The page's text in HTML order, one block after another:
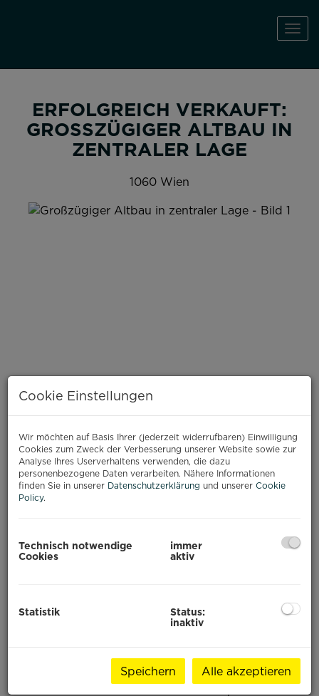
ERFOLGREICH VERKAUFT:
GROSSZÜGIGER ALTBAU IN Z
ENTRALER LAGE
1060 Wien
BESCHREIBUNG
ALTBAU DELUXE
Hell, freundlich, großzügig und in einem Top
einen Blick auf diese ganz besondere Immobilie
unweit der Gumpendorferstraße sowie der
Cookie Einstellungen
Wir möchten auf Basis Ihrer (jederzeit widerrufbaren) Einwilligung
Cookies zum Zweck der Verbesserung unserer Website sowie zur
Analyse Ihres Userverhaltens verwenden, die dazu
personenbezogene Daten verarbeiten. Nähere Informationen
finden Sie in unserer Datenschutzerklärung und unserer Cookie
Policy.
Technisch notwendige
Cookies
immer
aktiv
Statistik Status:
inaktiv
Speichern Alle akzeptieren